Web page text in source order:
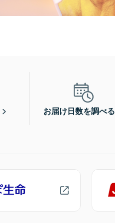
お届け日数を調べる